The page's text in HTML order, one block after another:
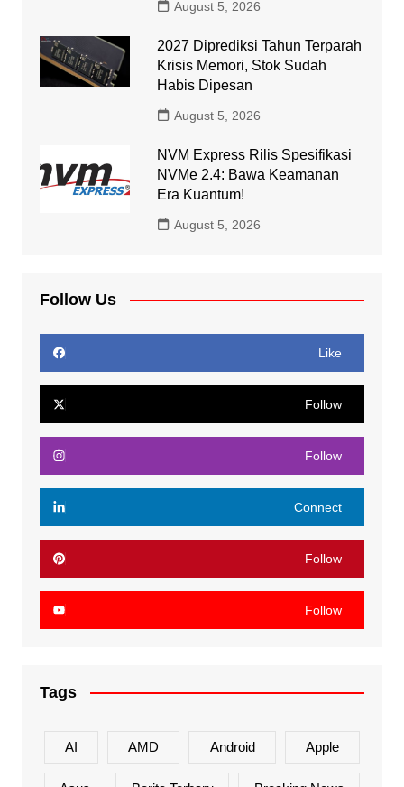
August 5, 2026
2027 Diprediksi Tahun Terparah
Krisis Memori, Stok Sudah
Habis Dipesan
August 5, 2026
NVM Express Rilis Spesifikasi
NVMe 2.4: Bawa Keamanan
Era Kuantum!
August 5, 2026
Follow Us
Like
Follow
Follow
Connect
Follow
Follow
Tags
AI AMD Android Apple